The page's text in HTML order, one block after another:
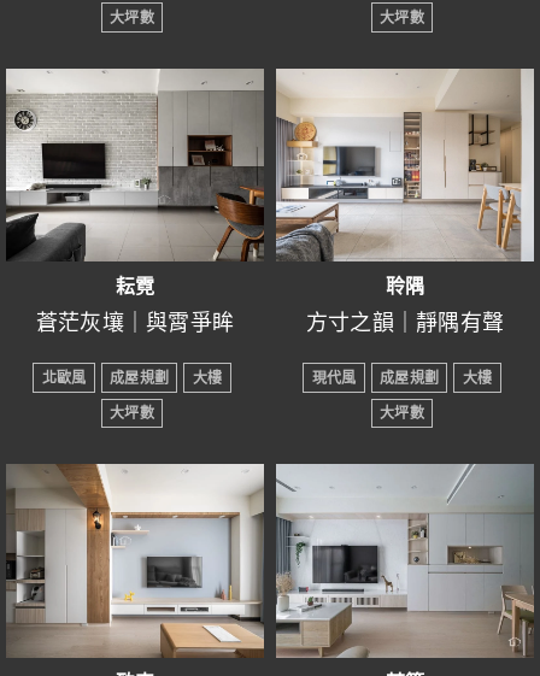
來延伸感與開闊的視野，
拘束且自由自在，歡聲笑
語的日常將填滿整個空
間。
臥室依舊延續著簡潔美
學，木色牆體與木質床板
和化妝桌相互輝映，營造
整齊劃一的生活品味，衛
浴空間則以透明玻璃拉門
來增加透視感，也為臥室
引進明亮和煦的光線。
無須作繭自縛，無須身不
由己，了無牽掛是你最強
大的武器。
陪襯，搭配不同角度、軟
趣味性。
延伸至臥室，一塊牆面選
擇沉靜的莫蘭迪藍色系，
既能與整體風格呼應，又
能做出不同於公領域的氛
主對生活的追求。
式空間，不細分格局擴大
的中島，融在這一份溫和
的建材裡。
整體氛圍柔和，不強勢，
卻又不失線條感，結合大
量櫃體提升收納空間，同
時兼具設計性。又輕又柔
的氛圍，讓人得以卸下心
染，昇華疲憊心靈。
風格凝聚於每個細節，彷
彿是書中描繪的風景。
公共空間與玄關交織成一
曲和諧的樂章，六角磚與
圓桌共舞，天花板的弧線
寄托著風的意境。
臥室中，系統櫃優雅佈
局，為衣物和私人物品編
織整潔的收納空間，打造
出舒適宜人的休息環境。
木色調將溫馨氛圍演繹得
淋漓盡致，洞洞板點綴著
家的角落，賦予空間深刻
的意義。
家不必宏偉，只要溫馨共
● 室內坪數：21坪
● 房屋格局：3房2廳2衛
● 裝潢屋況：成屋規劃
● 主要建材：木地板、鋁
框門、系統櫃、洞洞板、
鋁槽燈…
-----------------------------------
一個舒適且宜人的居住環
境，強調人與空間的互動
與和諧。
透過豐富的色彩來點綴每
一個角落，讓空間充滿生
氣與活力。
色彩是情感的載體，不同
的顏色能夠傳遞不同的感
受和情緒，因此我們為每
個不同的空間賦予獨特的
綴色於空間，如筆墨暈
開，色彩在不言中交織。
木地板帶微微的暖意，記
錄著光影流動，腳步輕
踏，彷彿能感受時間緩緩
流過。鋁框門在交錯間，
將外界與內在劃分虛實界
線，鋒利不失柔和。
系統櫃靜默守護於牆面之
後，冷灰與溫白交錯，隨
意且有序，似凝結無形的
光。洞洞板隱藏的節奏無
規則中自有一種律動，點
點密密。鋁槽燈的光，無
聲流淌，輕拂每一隅，光
與色的邊界隱而不見。
色彩無聲對話，在每個角
落悄然發酵。深木暗湧，
鋁質浮現冷峻，櫃面的淺
影，白與灰之間的流轉，
似夜與晝的曖曖交會。色
彩如風，律動從未停歇，
牽動每一處靜謐與動勢。
大坪數
● 室內坪數：24坪
● 房屋格局：3房2廳2衛
● 裝潢屋況：成屋規劃
● 主要建材：石英石、鋁
件、系統櫃、木地板…
保有童真，保有歡笑，生
命中的每一刻都充滿驚
豔；
用心交談，用心感受，身
邊時時刻刻都充斥著溫
暖。
-
以清新之姿，呈現北歐現
代風情，低飽和的淺綠錯
落其間，增添空間的層次
感，溫潤的木色配置，居
所的溫馨氣息油然而生。
寬闊的玄關區域中，設計
師為屋主打造大量的收納
空間，暖白色的外觀設
計，既美觀又兼具實用，
淺奶茶色的磁磚與室內的
木質地板相互呼應，而遍
布整個牆面的鏡子，為空
間延伸視覺感，也讓屋主
出門前可以準備好儀容，
迎接一天的開始，回到家
後心靈與腦海也得以放空
休息。
公領域則設計成微開放
式，以中島吧台區隔廚房
與餐廳的界線，同時恰到
好處的視野讓空間看起來
不至於侷限，採用與玄關
門相同材質的推拉門，為
空間延伸出一致性的品味
美學。
寄情於居所，形成深刻的
羈絆，為心中的所有傾
訴，將夢化成真，無盡思
念之情都有所歸。
大坪數
耘霓
蒼茫灰壤｜與霄爭眸
● 設計風格：北歐風
● 所在區域：新竹縣竹北
● 室內坪數：22坪
● 房屋格局：3房2廳2衛
● 裝潢屋況：成屋規劃
● 主要建材：文化石、鋁
框門、系統櫃…
-------------------
以自然、簡約為主題的北
北歐風 成屋規劃
大樓
大坪數
聆隅
方寸之韻｜靜隅有聲
● 設計風格：現代風
● 所在區域：新竹縣竹東
● 室內坪數：22坪
● 房屋格局：3房2廳2衛
● 裝潢屋況：成屋規劃
● 主要建材：鐵件、鋁框
門、系統櫃、鋁槽燈、清
水模漆…
-----------------------------------
現代風 成屋規劃
大樓
大坪數